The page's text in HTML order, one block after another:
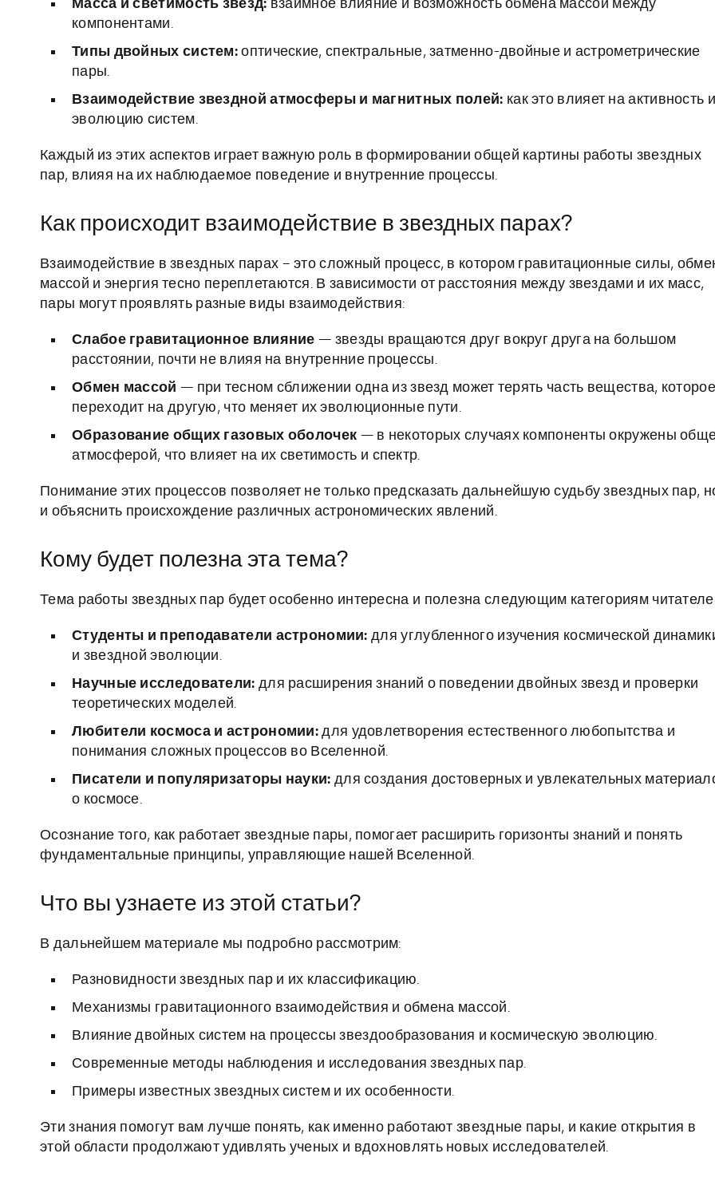
Масса и светимость звезд: взаимное влияние и возможность обмена массой между
компонентами.
Типы двойных систем: оптические, спектральные, затменно-двойные и астрометрические
пары.
Взаимодействие звездной атмосферы и магнитных полей: как это влияет на активность и
эволюцию систем.
Каждый из этих аспектов играет важную роль в формировании общей картины работы звездных
пар, влияя на их наблюдаемое поведение и внутренние процессы.
Как происходит взаимодействие в звездных парах?
Взаимодействие в звездных парах – это сложный процесс, в котором гравитационные силы,
массой и энергия тесно переплетаются. В зависимости от расстояния между звездами и их масс,
пары могут проявлять разные виды взаимодействия:
Слабое гравитационное влияние — звезды вращаются друг вокруг друга на большом
расстоянии, почти не влияя на внутренние процессы.
Обмен массой — при тесном сближении одна из звезд может терять часть вещества, которое
переходит на другую, что меняет их эволюционные пути.
Образование общих газовых оболочек — в некоторых случаях компоненты окружены
атмосферой, что влияет на их светимость и спектр.
Понимание этих процессов позволяет не только предсказать дальнейшую судьбу звездных пар,
и объяснить происхождение различных астрономических явлений.
Кому будет полезна эта тема?
Тема работы звездных пар будет особенно интересна и полезна следующим категориям
Студенты и преподаватели астрономии: для углубленного изучения космической
и звездной эволюции.
Научные исследователи: для расширения знаний о поведении двойных звезд и проверки
теоретических моделей.
Любители космоса и астрономии: для удовлетворения естественного любопытства и
понимания сложных процессов во Вселенной.
Писатели и популяризаторы науки: для создания достоверных и увлекательных
о космосе.
Осознание того, как работает звездные пары, помогает расширить горизонты знаний и понять
фундаментальные принципы, управляющие нашей Вселенной.
Что вы узнаете из этой статьи?
В дальнейшем материале мы подробно рассмотрим:
Разновидности звездных пар и их классификацию.
Механизмы гравитационного взаимодействия и обмена массой.
Влияние двойных систем на процессы звездообразования и космическую эволюцию.
Современные методы наблюдения и исследования звездных пар.
Примеры известных звездных систем и их особенности.
Эти знания помогут вам лучше понять, как именно работают звездные пары, и какие открытия в
этой области продолжают удивлять ученых и вдохновлять новых исследователей.